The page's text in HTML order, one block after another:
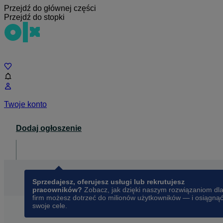
Przejdź do głównej części
Przejdź do stopki
Twoje konto
Dodaj ogłoszenie
Sprzedajesz, oferujesz usługi lub rekrutujesz
pracowników? Zobacz, jak dzięki naszym rozwiązaniom dla
firm możesz dotrzeć do milionów użytkowników — i osiągnąć
swoje cele.